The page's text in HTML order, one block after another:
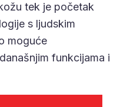
tek je početak
s ljudskim
moguće
funkcijama i